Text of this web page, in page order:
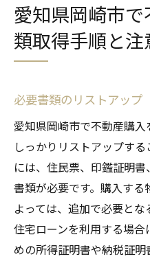
愛知県岡崎市
類取得手順と注
必要書類のリストアップ
愛知県岡崎市で不動産購
しっかりリストアップす
には、住民票、印鑑証明
書類が必要です。購入す
よっては、追加で必要とな
住宅ローンを利用する場
めの所得証明書や納税証